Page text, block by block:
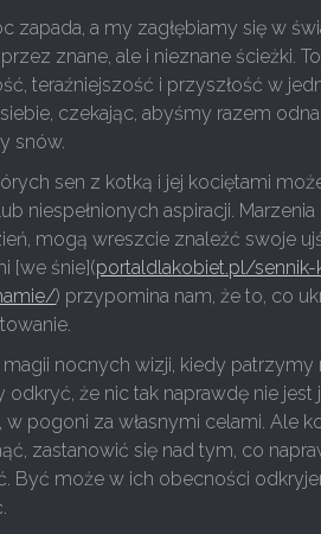
zapada, a my zagłębiamy się w
znane, ale i nieznane ścieżki.
teraźniejszość i przyszłość w
czekając, abyśmy razem
snów.
sen z kotką i jej kociętami
niespełnionych aspiracji.
mogą wreszcie znaleźć swoje
[we śnie](portaldlakobiet.pl/
) przypomina nam, że to, co
nocnych wizji, kiedy
odkryć, że nic tak naprawdę nie
w pogoni za własnymi celami. Ale
zastanowić się nad tym, co
Być może w ich obecności